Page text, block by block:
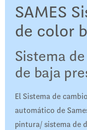
SAMES
de color
Sistema
de baja
El Sistema de
automático de
pintura/ sistema de